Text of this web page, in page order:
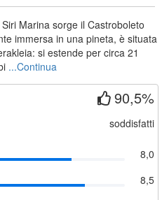
Marina sorge il Castroboleto
immersa in una pineta, è situata
si estende per circa 21
...Continua
90,5%
soddisfatti
8,0
8,5